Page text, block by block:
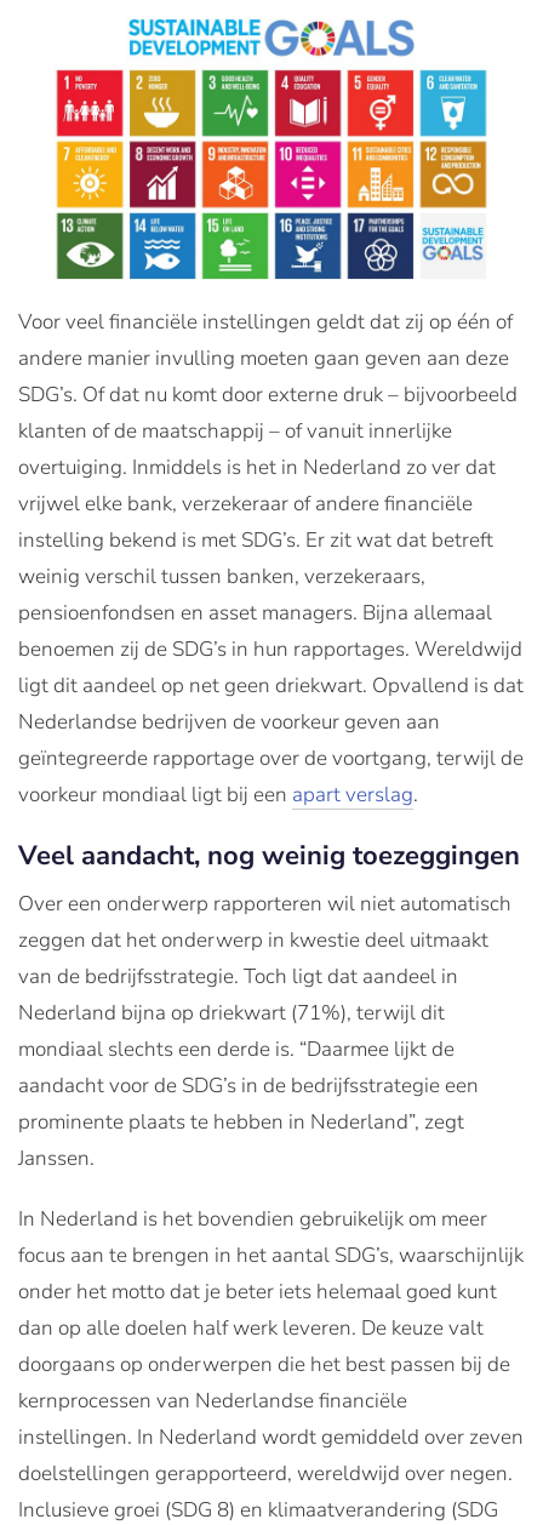
Voor veel financiële instellingen geldt dat zij op één of
andere manier invulling moeten gaan geven aan deze
SDG’s. Of dat nu komt door externe druk– bijvoorbeeld
klanten of de maatschappij – of vanuit innerlijke
overtuiging. Inmiddels is het in Nederland zo ver dat
vrijwel elke bank, verzekeraar of andere financiële
instelling bekend is met SDG’s. Er zit wat dat betreft
weinig verschil tussen banken, verzekeraars,
pensioenfondsen en asset managers. Bijna allemaal
benoemen zij de SDG’s in hun rapportages. Wereldwijd
ligt dit aandeel op net geen driekwart. Opvallend is dat
Nederlandse bedrijven de voorkeur geven aan
geïntegreerde rapportage over de voortgang, terwijl de
voorkeur mondiaal ligt bij een apart verslag.
Veel aandacht, nog weinig toezeggingen
Over een onderwerp rapporteren wil niet automatisch
zeggen dat het onderwerp in kwestie deel uitmaakt
van de bedrijfsstrategie. Toch ligt dat aandeel in
Nederland bijna op driekwart (71%), terwijl dit
mondiaal slechts een derde is. “Daarmee lijkt de
aandacht voor de SDG’s in de bedrijfsstrategie een
prominente plaats te hebben in Nederland”, zegt
Janssen.
In Nederland is het bovendien gebruikelijk om meer
focus aan te brengen in het aantal SDG’s, waarschijnlijk
onder het motto dat je beter iets helemaal goed kunt
dan op alle doelen half werk leveren. De keuze valt
doorgaans op onderwerpen die het best passen bij de
kernprocessen van Nederlandse financiële
instellingen. In Nederland wordt gemiddeld over zeven
doelstellingen gerapporteerd, wereldwijd over negen.
Inclusieve groei (SDG 8) en klimaatverandering (SDG